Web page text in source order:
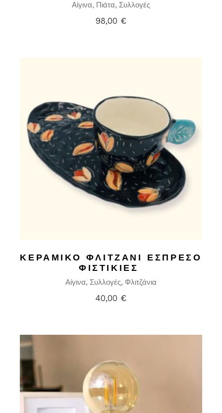
Αίγινα Πιάτα Συλλογές
98,00 €
ΚΕΡΑΜΙΚΌ ΦΛΙΤΖΆΝΙ ΕΣΠΡΈΣΟ
ΦΙΣΤΙΚΙΈΣ
Αίγινα Συλλογές Φλιτζάνια
40,00 €